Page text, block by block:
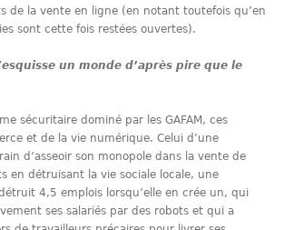
de la vente en ligne (en notant toutefois qu’en
sont cette fois restées ouvertes).
un monde d’après pire que le
sécuritaire dominé par les GAFAM, ces
et de la vie numérique. Celui d’une
d’asseoir son monopole dans la vente de
en détruisant la vie sociale locale, une
4,5 emplois lorsqu’elle en crée un, qui
ses salariés par des robots et qui a